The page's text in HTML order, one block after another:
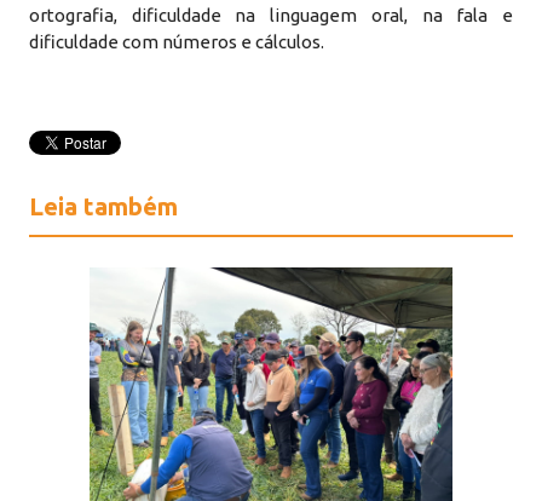
ortografia, dificuldade na linguagem oral, na fala e
dificuldade com números e cálculos.
Leia também